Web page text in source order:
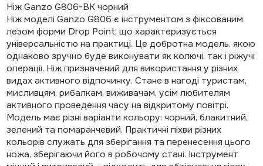
Ніж Ganzo G806-BK чорний
Ніж моделі Ganzo G806 є інструментом з фіксованим
лезом форми Drop Point, що характеризується
універсальністю на практиці. Це добротна модель, якою
однаково зручно буде виконувати як колючі, так і ріжучі
операції. Ніж призначений для використання у різних
видах активного відпочинку. Стане в нагоді туристам,
мисливцям, рибалкам, виживачам, усім любителям
активного проведення часу на відкритому повітрі.
Модель має різні варіанти кольору: чорний, блакитний,
зелений та помаранчевий. Практичні піхви різних
кольорів служать для зберігання та перенесення цього
ножа, зберігаючи його в робочому стані. Інструмент